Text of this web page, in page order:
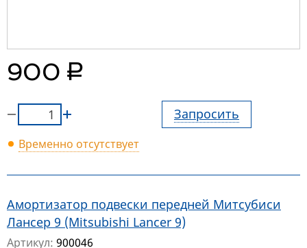
900 руб.
Запросить
Временно отсутствует
Амортизатор подвески передней Митсубиси
Лансер 9 (Mitsubishi Lancer 9)
Артикул: 900046